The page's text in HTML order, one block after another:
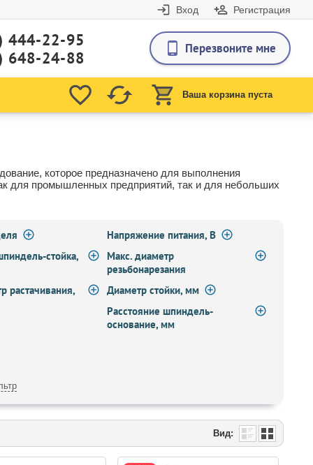
Вход Регистрация
444-22-95
648-24-88
Перезвоните мне
Ваша корзина пуста
которое предназначено для выполнения
для промышленных предприятий, так и для небольших
Напряжение питания, В
стойка,
Макс. диаметр
резьбонарезания
растачивания,
Диаметр стойки, мм
Расстояние шпиндель-
основание, мм
Вид: